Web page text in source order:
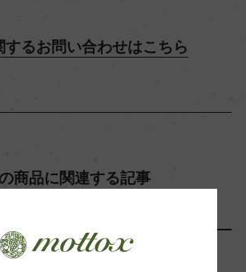
するお問い合わせはこちら
商品に関連する記事
料理に合わせる